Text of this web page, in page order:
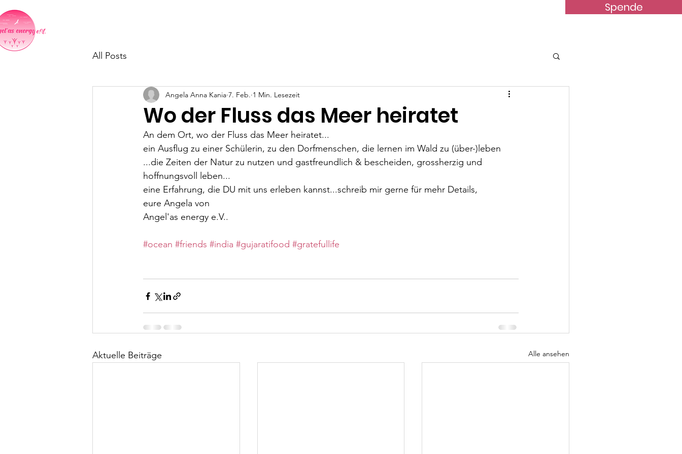
Spende
Kontakt
All Posts
Wo der Fluss das Meer heiratet
Angela Anna Kania 7. Feb. 1 Min. Lesezeit
An dem Ort, wo der Fluss das Meer heiratet...
ein Ausflug zu einer Schülerin, zu den Dorfmenschen, die lernen im Wald zu (über-)leben
...die Zeiten der Natur zu nutzen und gastfreundlich & bescheiden, grossherzig und
hoffnungsvoll leben...
eine Erfahrung, die DU mit uns erleben kannst...schreib mir gerne für mehr Details,
eure Angela von
Angel'as energy e.V..
#ocean #friends #india #gujaratifood #gratefullife
Aktuelle Beiträge Alle ansehen